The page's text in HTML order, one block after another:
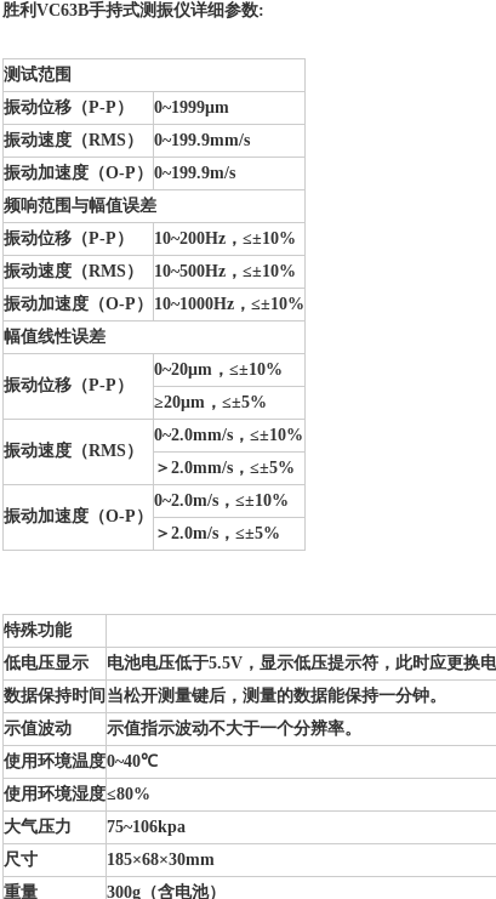
胜利VC63B手持式测振仪详细参数:
测试范围
振动位移（P-P）
0~1999μm
振动速度（RMS）
0~199.9mm/s
振动加速度（O-P） 0~199.9m/s
频响范围与幅值误差
振动位移（P-P）
10~200Hz ，≤±10%
振动速度（RMS）
10~500Hz ，≤±10%
振动加速度（O-P）
10~1000Hz ，≤±10%
幅值线性误差
振动位移（P-P）
0~20μm，≤±10%
≥20μm，≤±5%
振动速度（RMS）
0~2.0mm/s ，≤±10%
＞2.0mm/s，≤±5%
振动加速度（O-P）
0~2.0m/s ，≤±10%
＞2.0m/s，≤±5%
特殊功能
低电压显示
电池电压低于5.5V，显示低压提示符，此时应更换电
数据保持时间 当松开测量键后，测量的数据能保持一分钟。
示值波动
示值指示波动不大于一个分辨率。
使用环境温度0~40℃
使用环境湿度≤80%
大气压力
75~106kpa
尺寸
185×68×30mm
重量
300g （含电池）